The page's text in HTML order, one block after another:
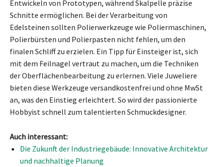
Entwickeln von Prototypen, während Skalpelle präzise
Schnitte ermöglichen. Bei der Verarbeitung von
Edelsteinen sollten Polierwerkzeuge wie Poliermaschinen,
Polierbürsten und Polierpasten nicht fehlen, um den
finalen Schliff zu erzielen. Ein Tipp für Einsteiger ist, sich
mit dem Feilnagel vertraut zu machen, um die Techniken
der Oberflächenbearbeitung zu erlernen. Viele Juweliere
bieten diese Werkzeuge versandkostenfrei und ohne MwSt
an, was den Einstieg erleichtert. So wird der passionierte
Hobbyist schnell zum talentierten Schmuckdesigner.
Auch interessant:
Die Zukunft der Industriegebäude: Innovative Architektur
und nachhaltige Planung